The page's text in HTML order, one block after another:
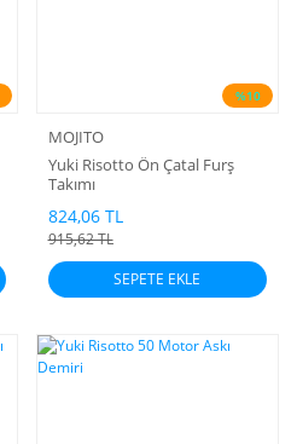
%10
MOJITO
Yuki Risotto Ön Çatal Furş
Takımı
824,06 TL
915,62 TL
SEPETE EKLE